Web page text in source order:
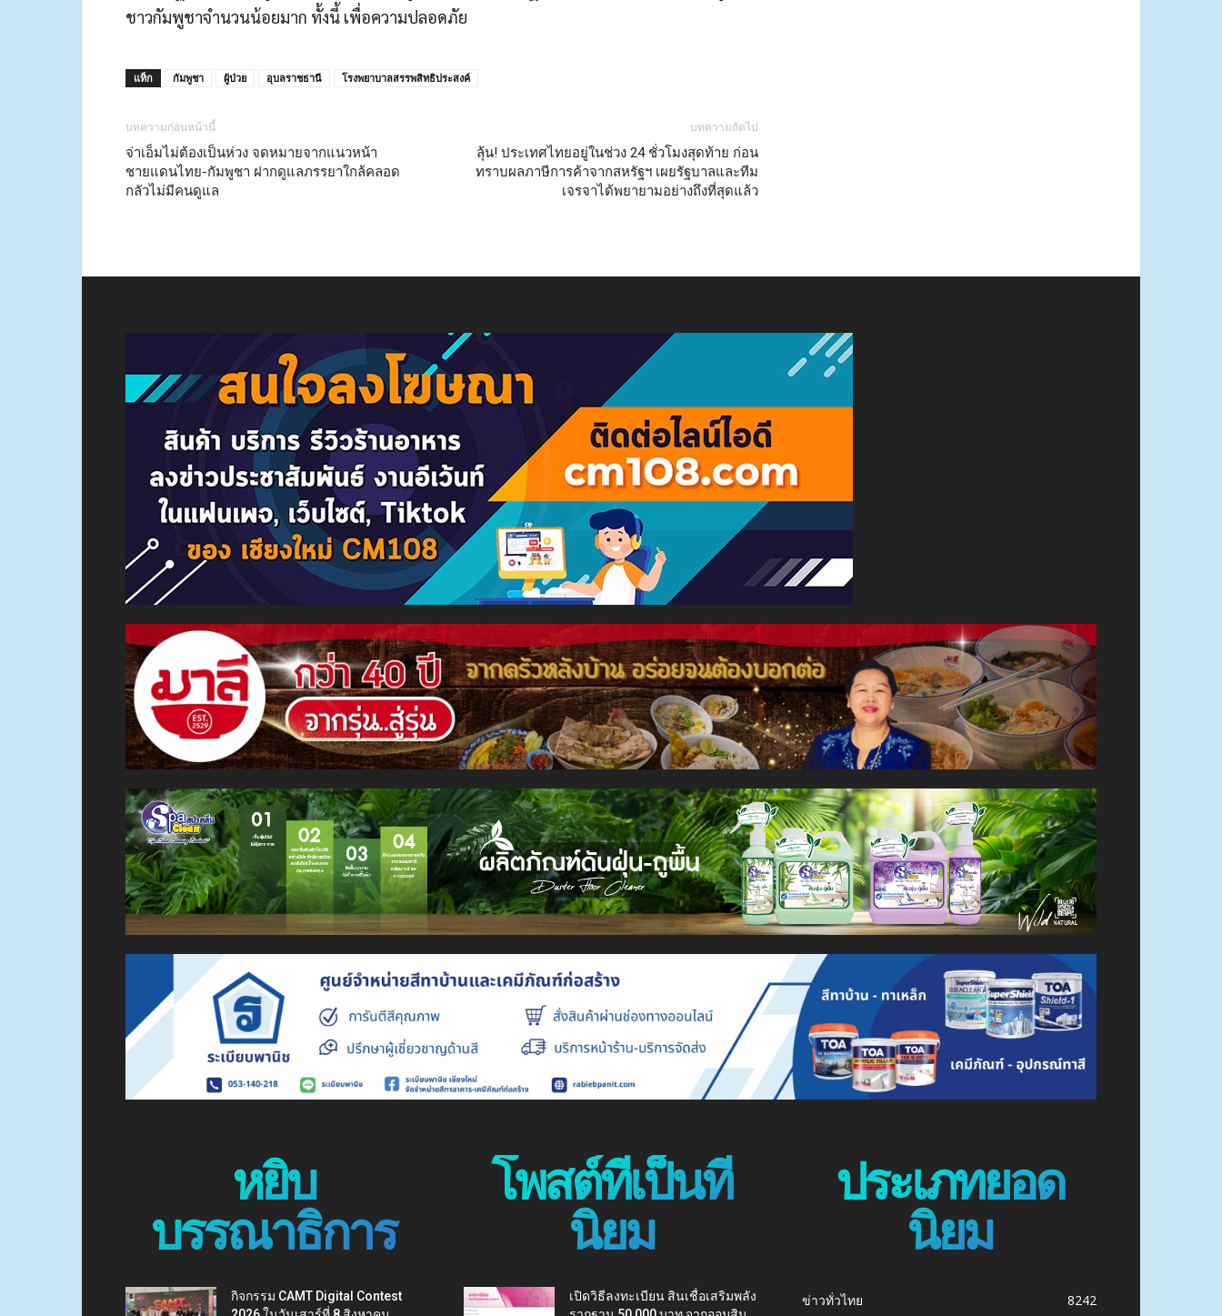
ชาวกัมพูชาจำนวนน้อยมาก ทั้งนี้ เพื่อความปลอดภัย
แท็ก กัมพูชา ผู้ป่วย อุบลราชธานี โรงพยาบาลสรรพสิทธิประสงค์
บทความก่อนหน้านี้
จ่าเอ็มไม่ต้องเป็นห่วง จดหมายจากแนวหน้า
ชายแดนไทย-กัมพูชา ฝากดูแลภรรยาใกล้คลอด
กลัวไม่มีคนดูแล
บทความถัดไป
ลุ้น! ประเทศไทยอยู่ในช่วง 24 ชั่วโมงสุดท้าย ก่อน
ทราบผลภาษีการค้าจากสหรัฐฯ เผยรัฐบาลและทีม
เจรจาได้พยายามอย่างถึงที่สุดแล้ว
หยิบ
บรรณาธิการ
กิจกรรม CAMT Digital Contest
โพสต์ที่เป็นที่
นิยม
เปิดวิธีลงทะเบียน สินเชื่อเสริมพลัง
ประเภทยอด
นิยม
ข่าวทั่วไทย 8242